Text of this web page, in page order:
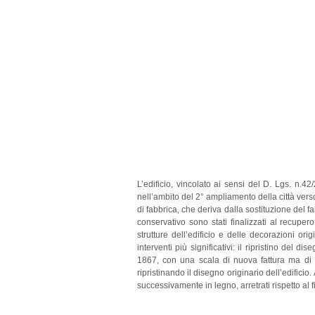
L’edificio, vincolato ai sensi del D. Lgs.
nell’ambito del 2° ampliamento della città
di fabbrica, che deriva dalla sostituzione del
conservativo sono stati finalizzati al
strutture dell’edificio e delle decorazioni
interventi più significativi: il ripristino del
1867, con una scala di nuova fattura ma
ripristinando il disegno originario
successivamente in legno, arretrati rispetto al